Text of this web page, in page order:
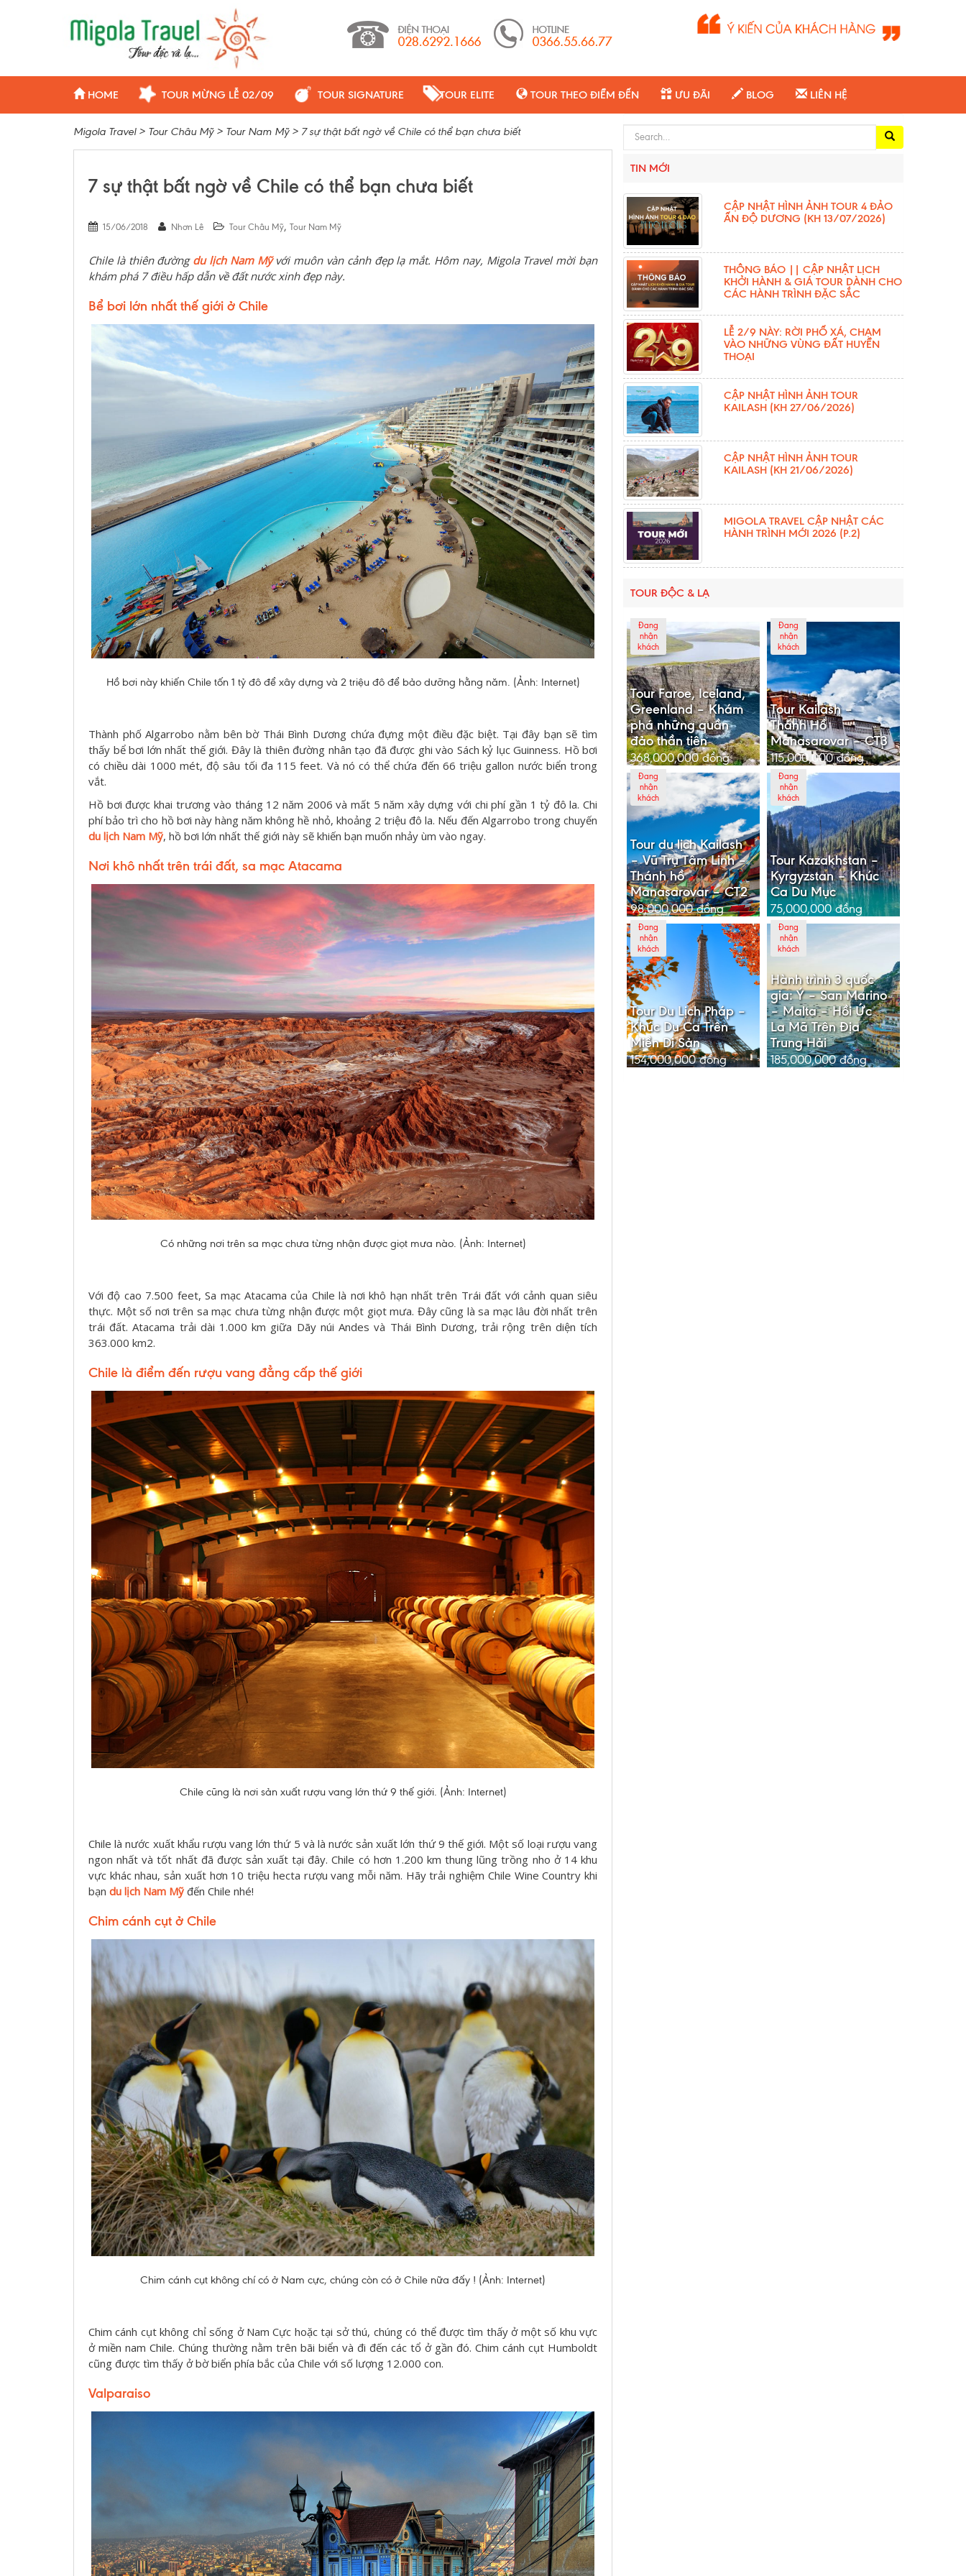
HOME TOUR MỪNG LỄ 02/09 TOUR SIGNATURE TOUR ELITE TOUR THEO ĐIỂM ĐẾN ƯU ĐÃI BLOG LIÊN HỆ
Migola Travel> Tour Châu Mỹ> Tour Nam Mỹ> 7 sự thật bất ngờ về Chile có thể bạn chưa biết
7 sự thật bất ngờ về Chile có thể bạn chưa biết
15/06/2018 Nhơn Lê Tour Châu Mỹ, Tour Nam Mỹ
Chile là thiên đường du lịch Nam Mỹvới muôn vàn cảnh đẹp lạ mắt. Hôm nay, Migola Travel mời bạn
khám phá 7 điều hấp dẫn về đất nước xinh đẹp này.
Bể bơi lớn nhất thế giới ở Chile
Hồ bơi này khiến Chile tốn 1 tỷ đô để xây dựng và 2 triệu đô để bảo dưỡng hằng năm. (Ảnh: Internet)
Thành phố Algarrobo nằm bên bờ Thái Bình Dương chứa đựng một điều đặc biệt. Tại đây bạn sẽ tìm
thấy bể bơi lớn nhất thế giới. Đây là thiên đường nhân tạo đã được ghi vào Sách kỷ lục Guinness. Hồ bơi
có chiều dài 1000 mét, độ sâu tối đa 115 feet. Và nó có thể chứa đến 66 triệu gallon nước biển trong
vắt.
Hồ bơi được khai trương vào tháng 12 năm 2006 và mất 5 năm xây dựng với chi phí gần 1 tỷ đô la. Chi
phí bảo trì cho hồ bơi này hàng năm không hề nhỏ, khoảng 2 triệu đô la. Nếu đến Algarrobo trong chuyến
du lịch Nam Mỹ, hồ bơi lớn nhất thế giới này sẽ khiến bạn muốn nhảy ùm vào ngay.
Nơi khô nhất trên trái đất, sa mạc Atacama
Có những nơi trên sa mạc chưa từng nhận được giọt mưa nào. (Ảnh: Internet)
Với độ cao 7.500 feet, Sa mạc Atacama của Chile là nơi khô hạn nhất trên Trái đất với cảnh quan siêu
thực. Một số nơi trên sa mạc chưa từng nhận được một giọt mưa. Đây cũng là sa mạc lâu đời nhất trên
trái đất. Atacama trải dài 1.000 km giữa Dãy núi Andes và Thái Bình Dương, trải rộng trên diện tích
363.000 km2.
Chile là điểm đến rượu vang đẳng cấp thế giới
Chile cũng là nơi sản xuất rượu vang lớn thứ 9 thế giới. (Ảnh: Internet)
Chile là nước xuất khẩu rượu vang lớn thứ 5 và là nước sản xuất lớn thứ 9 thế giới. Một số loại rượu vang
ngon nhất và tốt nhất đã được sản xuất tại đây. Chile có hơn 1.200 km thung lũng trồng nho ở 14 khu
vực khác nhau, sản xuất hơn 10 triệu hecta rượu vang mỗi năm. Hãy trải nghiệm Chile Wine Country khi
bạn du lịch Nam Mỹ đến Chile nhé!
Chim cánh cụt ở Chile
Chim cánh cụt không chí có ở Nam cực, chúng còn có ở Chile nữa đấy ! (Ảnh: Internet)
Chim cánh cụt không chỉ sống ở Nam Cực hoặc tại sở thú, chúng có thể được tìm thấy ở một số khu vực
ở miền nam Chile. Chúng thường nằm trên bãi biển và đi đến các tổ ở gần đó. Chim cánh cụt Humboldt
cũng được tìm thấy ở bờ biển phía bắc của Chile với số lượng 12.000 con.
Valparaiso
Search for:
TIN MỚI
CẬP NHẬT HÌNH ẢNH TOUR 4 ĐẢO
ẤN ĐỘ DƯƠNG (KH 13/07/2026)
THÔNG BÁO || CẬP NHẬT LỊCH
KHỞI HÀNH & GIÁ TOUR DÀNH CHO
CÁC HÀNH TRÌNH ĐẶC SẮC
LỄ 2/9 NÀY: RỜI PHỐ XÁ, CHẠM
VÀO NHỮNG VÙNG ĐẤT HUYỀN
THOẠI
CẬP NHẬT HÌNH ẢNH TOUR
KAILASH (KH 27/06/2026)
CẬP NHẬT HÌNH ẢNH TOUR
KAILASH (KH 21/06/2026)
MIGOLA TRAVEL CẬP NHẬT CÁC
HÀNH TRÌNH MỚI 2026 (P.2)
TOUR ĐỘC & LẠ
Đang
nhận
khách
Tour Faroe, Iceland,
Greenland – Khám
phá những quần
đảo thần tiên
368,000,000đồng
Đang
nhận
khách
Tour Kailash –
Thánh Hồ
Manasarovar – CT3
115,000,000đồng
Đang
nhận
khách
Tour du lịch Kailash
– Vũ Trụ Tâm Linh –
Thánh hồ
Manasarovar – CT2
98,000,000đồng
Đang
nhận
khách
Tour Kazakhstan –
Kyrgyzstan – Khúc
Ca Du Mục
75,000,000đồng
Đang
nhận
khách
Tour Du Lịch Pháp –
Khúc Du Ca Trên
Miền Di Sản
154,000,000đồng
Đang
nhận
khách
Hành trình 3 quốc
gia: Ý – San Marino
– Malta – Hồi Ức
La Mã Trên Địa
Trung Hải
185,000,000đồng